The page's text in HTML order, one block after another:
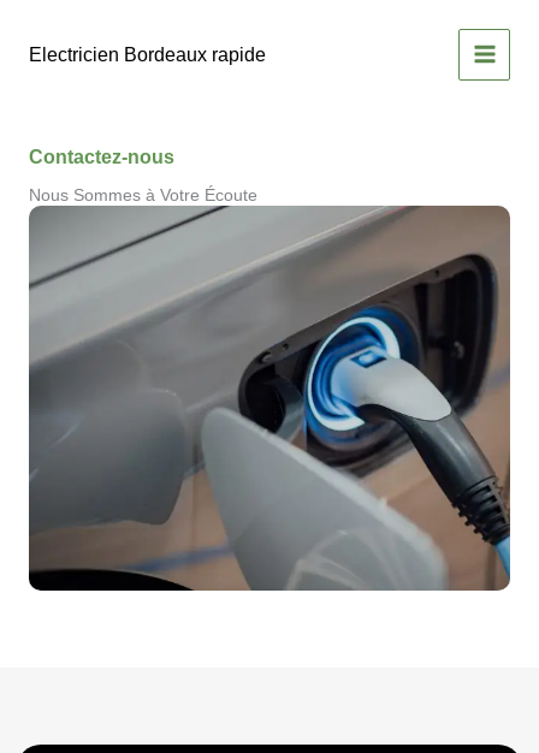
contenu
Electricien Bordeaux rapide
Contactez-nous
Nous Sommes à Votre Écoute